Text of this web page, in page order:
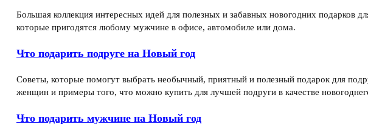
Большая коллекция интересных идей для полезных и забавных новогодних подарков
которые пригодятся любому мужчине в офисе, автомобиле или дома.
Что подарить подруге на Новый год
Советы, которые помогут выбрать необычный, приятный и полезный подарок для
женщин и примеры того, что можно купить для лучшей подруги в качестве
Что подарить мужчине на Новый год